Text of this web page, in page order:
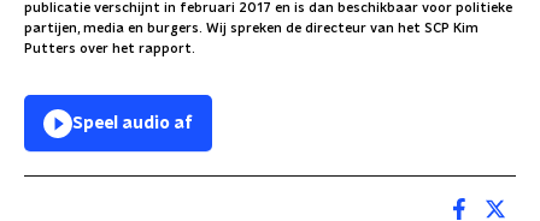
publicatie verschijnt in februari 2017 en is dan beschikbaar voor politieke
partijen, media en burgers. Wij spreken de directeur van het SCP Kim
Putters over het rapport.
Speel audio af